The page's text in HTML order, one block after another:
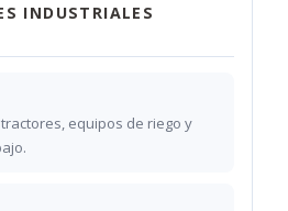
INDUSTRIALES
equipos de riego y